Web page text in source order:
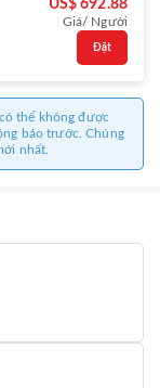
US$ 692.88
Giá/ Người
Đặt
thể không được
báo trước. Chúng
nhất.